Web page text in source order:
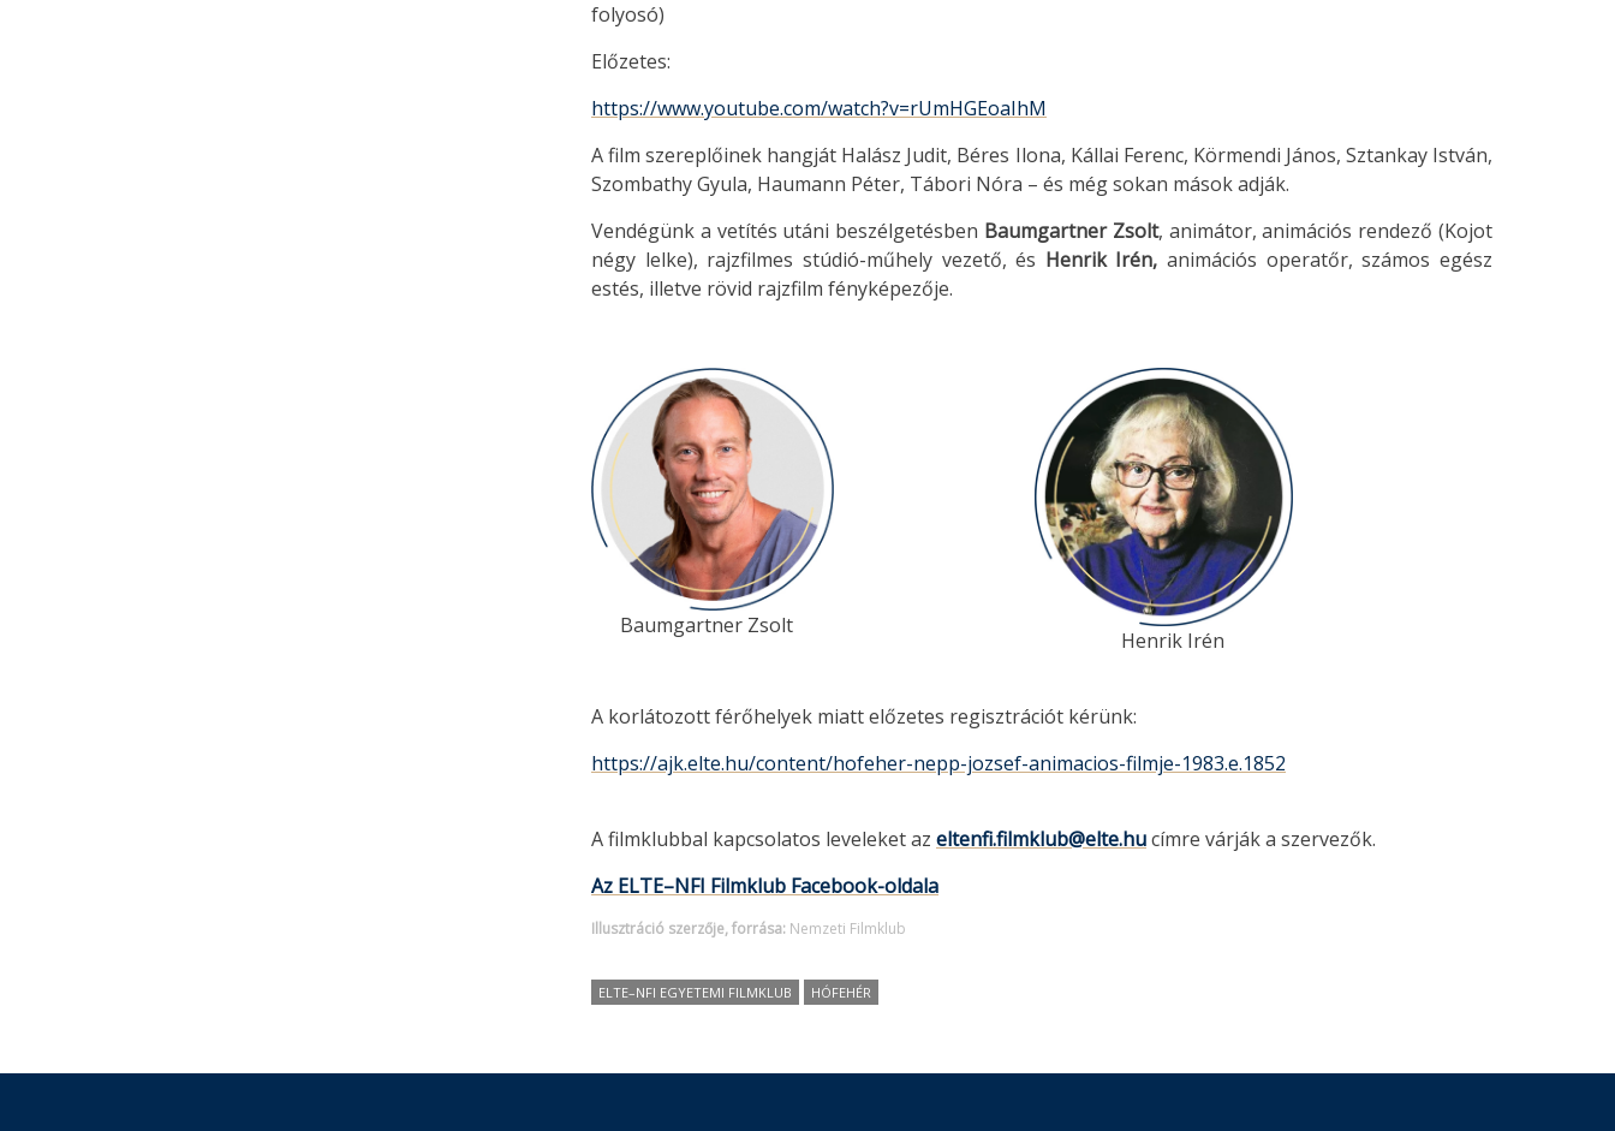
folyosó)
Előzetes:
https://www.youtube.com/watch?v=rUmHGEoaIhM
A film szereplőinek hangját Halász Judit, Béres Ilona, Kállai Ferenc, Körmendi János, Sztankay István,
Szombathy Gyula, Haumann Péter, Tábori Nóra – és még sokan mások adják.
Vendégünk a vetítés utáni beszélgetésben Baumgartner Zsolt, animátor, animációs rendező (Kojot
négy lelke), rajzfilmes stúdió-műhely vezető, és Henrik Irén,animációs operatőr, számos egész
estés, illetve rövid rajzfilm fényképezője.
Baumgartner Zsolt
Henrik Irén
A korlátozott férőhelyek miatt előzetes regisztrációt kérünk:
https://ajk.elte.hu/content/hofeher-nepp-jozsef-animacios-filmje-1983.e.1852
A filmklubbal kapcsolatos leveleket az eltenfi.filmklub@elte.hucímre várják a szervezők.
Az ELTE–NFI Filmklub Facebook-oldala
Illusztráció szerzője, forrása: Nemzeti Filmklub
ELTE–NFI EGYETEMI FILMKLUB HÓFEHÉR